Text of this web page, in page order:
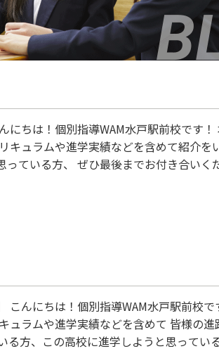
にちは！個別指導WAM水戸駅前校です！
ュラムや進学実績などを含めて紹介を
ている方、 ぜひ最後までお付き合いくだ
こんにちは！個別指導WAM水戸駅前校
ュラムや進学実績などを含めて 皆様の進
方、この高校に進学しようと思ってい